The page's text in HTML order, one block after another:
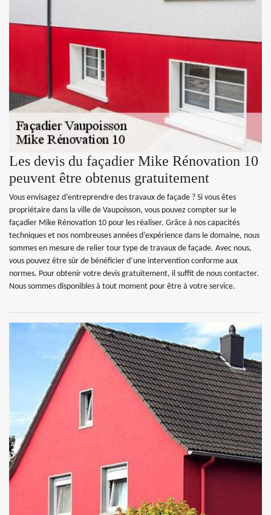
Les devis du façadier Mike Rénovation 10
peuvent être obtenus gratuitement
Vous envisagez d’entreprendre des travaux de façade ? Si vous êtes
propriétaire dans la ville de Vaupoisson, vous pouvez compter sur le
façadier Mike Rénovation 10 pour les réaliser. Grâce à nos capacités
techniques et nos nombreuses années d’expérience dans le domaine, nous
sommes en mesure de relier tour type de travaux de façade. Avec nous,
vous pouvez être sûr de bénéficier d’une intervention conforme aux
normes. Pour obtenir votre devis gratuitement, il suffit de nous contacter.
Nous sommes disponibles à tout moment pour être à votre service.